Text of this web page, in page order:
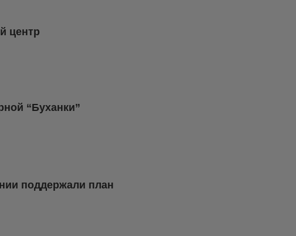
центр
“Буханки”
поддержали план